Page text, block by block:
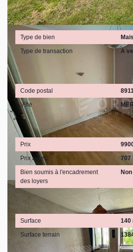
Général
Type de bien
Type de transaction
A
Localisation
Code postal
Ville
Aspects financiers
Prix
Prix au m2
707
Bien soumis à l'encadrement
des loyers
Non
Surface
140
Surface terrain